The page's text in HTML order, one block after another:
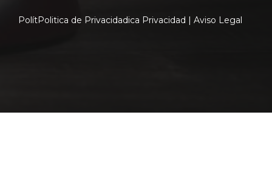
PolítPolitica de Privacidadica Privacidad | Aviso Legal